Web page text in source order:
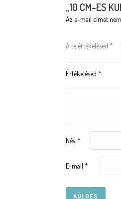
„10 CM-ES
Az e-mail címet
A te értékelésed *
Értékelésed *
Név *
E-mail *